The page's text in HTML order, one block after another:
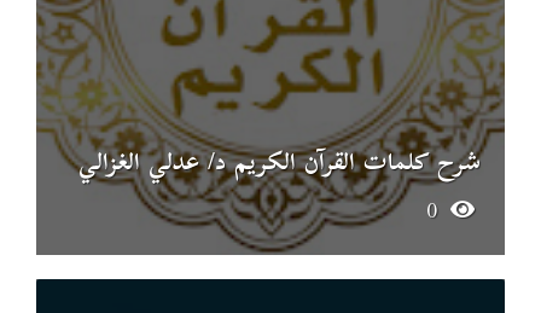
شرح كلمات القرآن الكريم د/ عدلي الغزالي
0